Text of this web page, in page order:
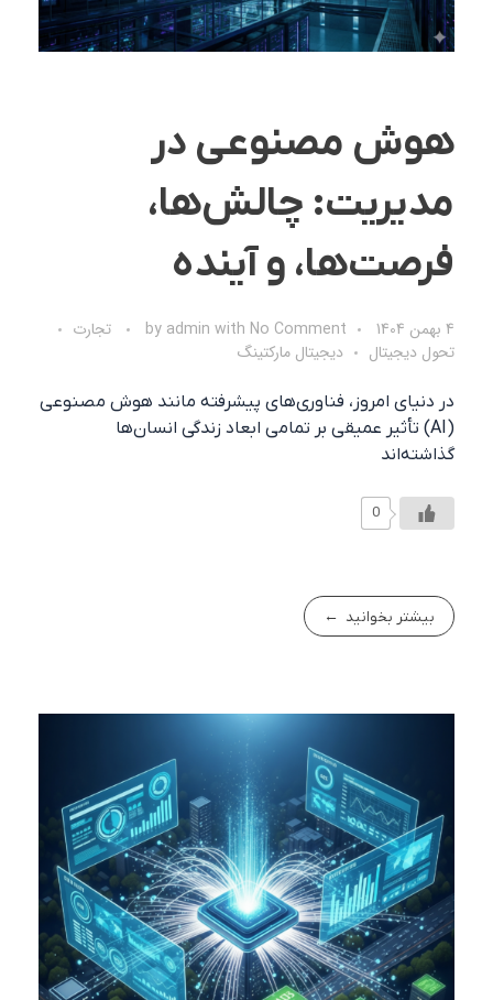
هوش مصنوعی در
مدیریت: چالش‌ها،
فرصت‌ها، و آینده
4 بهمن 1404 by admin with No Comment
تجارت
تحول دیجیتال
دیجیتال مارکتینگ
در دنیای امروز، فناوری‌های پیشرفته مانند هوش مصنوعی
(AI) تأثیر عمیقی بر تمامی ابعاد زندگی انسان‌ها
گذاشته‌اند
0
بیشتر بخوانید